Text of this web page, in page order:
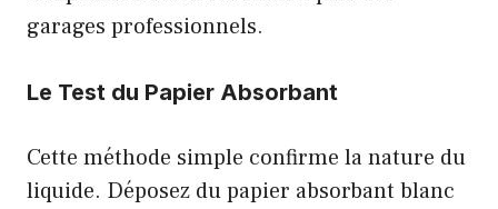
garages professionnels.
Le Test du Papier Absorbant
Cette méthode simple confirme la nature du
liquide. Déposez du papier absorbant blanc